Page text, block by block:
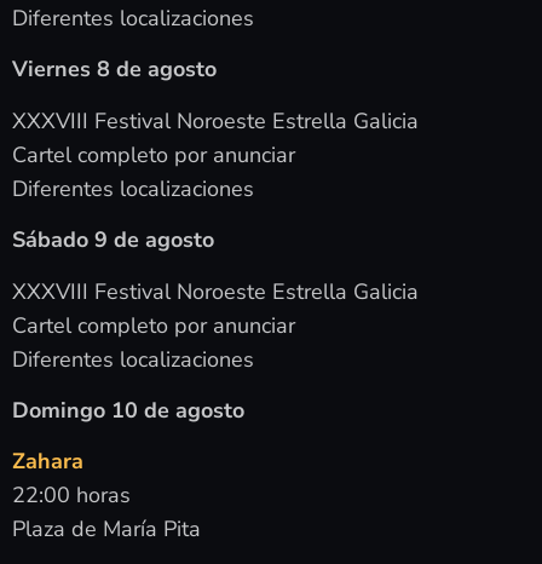
Diferentes localizaciones
Viernes 8 de agosto
XXXVIII Festival Noroeste Estrella Galicia
Cartel completo por anunciar
Diferentes localizaciones
Sábado 9 de agosto
XXXVIII Festival Noroeste Estrella Galicia
Cartel completo por anunciar
Diferentes localizaciones
Domingo 10 de agosto
Zahara
22:00 horas
Plaza de María Pita